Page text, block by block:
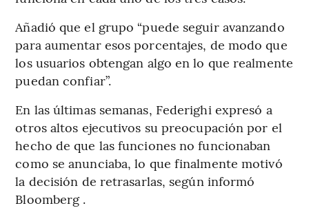
Añadió que el grupo “puede seguir avanzando
para aumentar esos porcentajes, de modo que
los usuarios obtengan algo en lo que realmente
puedan confiar”.
En las últimas semanas, Federighi expresó a
otros altos ejecutivos su preocupación por el
hecho de que las funciones no funcionaban
como se anunciaba, lo que finalmente motivó
la decisión de retrasarlas, según informó
Bloomberg .